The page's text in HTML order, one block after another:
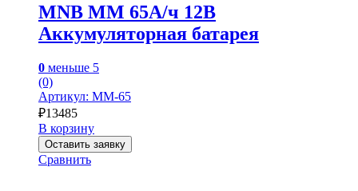
MNB MM 65А/ч 12В
Аккумуляторная батарея
0 меньше 5
(0)
Артикул: MM-65
₽13485
В корзину
Оставить заявку
Сравнить